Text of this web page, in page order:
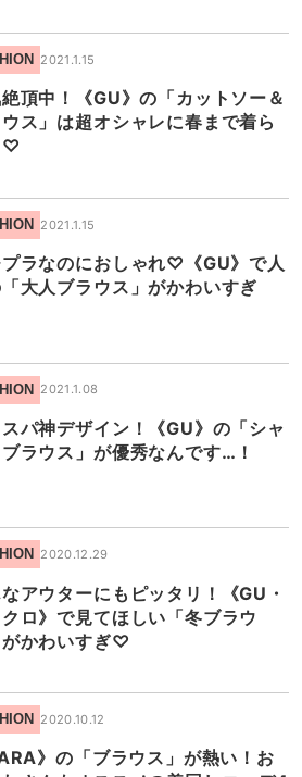
2021.1.15
頂中！《GU》の「カットソー＆
ス」は超オシャレに春まで着ら
♡
2021.1.15
ラなのにおしゃれ♡《GU》で人
大人ブラウス」がかわいすぎ
2021.1.08
パ神デザイン！《GU》の「シャ
ラウス」が優秀なんです…！
2020.12.29
アウターにもピッタリ！《GU・
ロ》で見てほしい「冬ブラウ
がかわいすぎ♡
2020.10.12
》の「ブラウス」が熱い！お